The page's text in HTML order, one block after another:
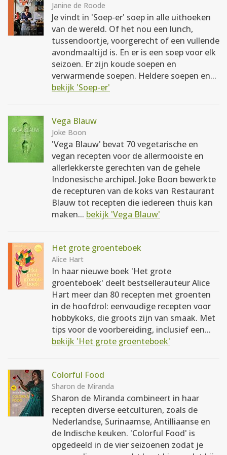
Janine de Roode
Je vindt in 'Soep-er' soep in alle uithoeken
van de wereld. Of het nou een lunch,
tussendoortje, voorgerecht of een vullende
avondmaaltijd is. En er is een soep voor elk
seizoen. Er zijn koude soepen en
verwarmende soepen. Heldere soepen en...
bekijk 'Soep-er'
Vega Blauw
Joke Boon
'Vega Blauw' bevat 70 vegetarische en
vegan recepten voor de allermooiste en
allerlekkerste gerechten van de gehele
Indonesische archipel. Joke Boon bewerkte
de recepturen van de koks van Restaurant
Blauw tot recepten die iedereen thuis kan
maken... bekijk 'Vega Blauw'
Het grote groenteboek
Alice Hart
In haar nieuwe boek 'Het grote
groenteboek' deelt bestsellerauteur Alice
Hart meer dan 80 recepten met groenten
in de hoofdrol: eenvoudige recepten voor
hobbykoks, die groots zijn van smaak. Met
tips voor de voorbereiding, inclusief een...
bekijk 'Het grote groenteboek'
Colorful Food
Sharon de Miranda
Sharon de Miranda combineert in haar
recepten diverse eetculturen, zoals de
Nederlandse, Surinaamse, Antilliaanse en
de Indische keuken. 'Colorful Food' is
opgedeeld in de vier seizoenen zodat je